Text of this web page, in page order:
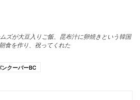
ズが大豆入りご飯、昆布汁に卵焼きという韓国
食を作り、祝ってくれた
ンクーバーBC